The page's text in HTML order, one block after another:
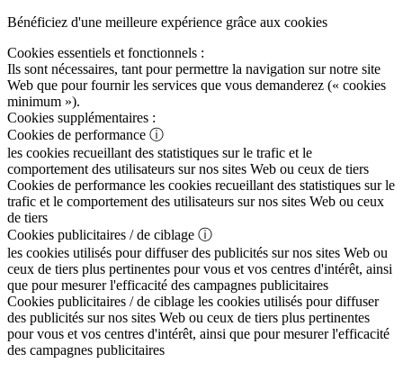
Bénéficiez d'une meilleure expérience grâce aux cookies
Cookies essentiels et fonctionnels :
Ils sont nécessaires, tant pour permettre la navigation sur notre site
Web que pour fournir les services que vous demanderez (« cookies
minimum »).
Cookies supplémentaires :
Cookies de performance ⓘ
les cookies recueillant des statistiques sur le trafic et le
comportement des utilisateurs sur nos sites Web ou ceux de tiers
Cookies de performance les cookies recueillant des statistiques sur le
trafic et le comportement des utilisateurs sur nos sites Web ou ceux
de tiers
Cookies publicitaires / de ciblage ⓘ
les cookies utilisés pour diffuser des publicités sur nos sites Web ou
ceux de tiers plus pertinentes pour vous et vos centres d'intérêt, ainsi
que pour mesurer l'efficacité des campagnes publicitaires
Cookies publicitaires / de ciblage les cookies utilisés pour diffuser
des publicités sur nos sites Web ou ceux de tiers plus pertinentes
pour vous et vos centres d'intérêt, ainsi que pour mesurer l'efficacité
des campagnes publicitaires